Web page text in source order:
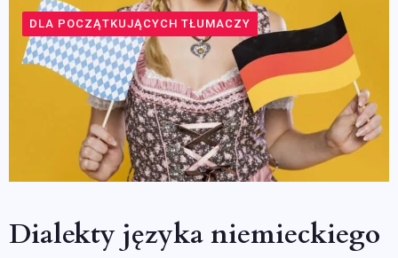
DLA POCZĄTKUJĄCYCH TŁUMACZY
Dialekty języka niemieckiego